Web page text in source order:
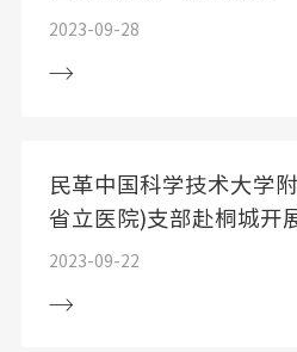
2023-09-28
民革中国科学技术大学
省立医院)支部赴桐城开
2023-09-22